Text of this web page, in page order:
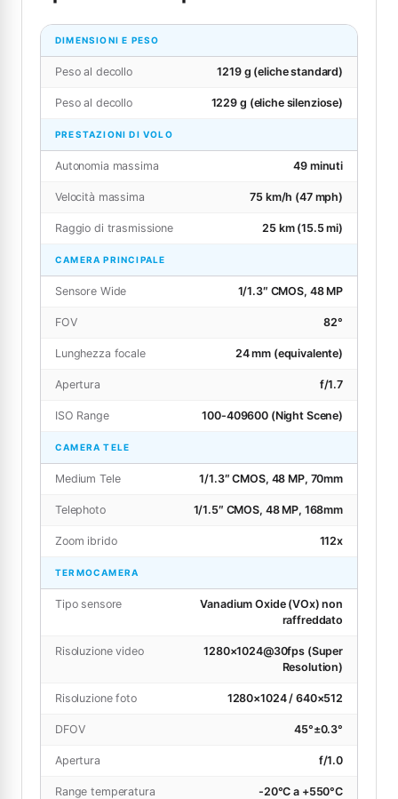
DIMENSIONI E PESO
Peso al decollo 1219 g (eliche standard)
Peso al decollo 1229 g (eliche silenziose)
PRESTAZIONI DI VOLO
Autonomia massima 49 minuti
Velocità massima 75 km/h (47 mph)
Raggio di trasmissione 25 km (15.5 mi)
CAMERA PRINCIPALE
Sensore Wide 1/1.3″ CMOS, 48 MP
FOV 82°
Lunghezza focale 24 mm (equivalente)
Apertura f/1.7
ISO Range 100-409600 (Night Scene)
CAMERA TELE
Medium Tele 1/1.3″ CMOS, 48 MP, 70mm
Telephoto 1/1.5″ CMOS, 48 MP, 168mm
Zoom ibrido 112x
TERMOCAMERA
Tipo sensore
Vanadium Oxide (VOx) non
raffreddato
Risoluzione video
1280×1024@30fps (Super
Resolution)
Risoluzione foto 1280×1024 / 640×512
DFOV 45°±0.3°
Apertura f/1.0
Range temperatura -20°C a +550°C